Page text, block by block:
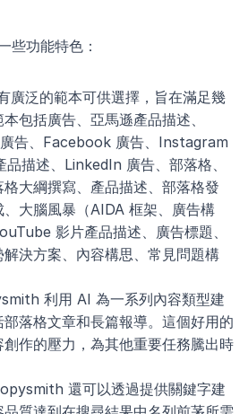
些功能特色：
廣泛的範本可供選擇，旨在滿足幾
包括廣告、亞馬遜產品描述、
告、Facebook 廣告、Instagram
描述、LinkedIn 廣告、部落格、
大綱撰寫、產品描述、部落格發
大腦風暴（AIDA 框架、廣告構
影片產品描述、廣告標題、
決方案、內容構思、常見問題構
利用 AI 為一系列內容類型建
落格文章和長篇報導。這個好用的
作的壓力，為其他重要任務騰出時
還可以透過提供關鍵字建